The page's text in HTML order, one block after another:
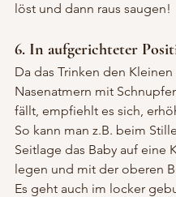
löst und dann raus saugen!
6. In aufgerichteter
Da das Trinken den Kleinen
Nasenatmern mit
fällt, empfiehlt es sich,
So kann man z.B. beim
Seitlage das Baby auf eine
legen und mit der oberen
Es geht auch im locker